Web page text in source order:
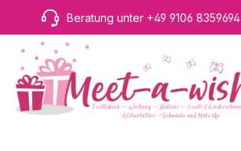
Hauptinhalt springen
Zur Suche springen
Zur Hauptnavigation springen
Beratung unter +49 9106 8359694